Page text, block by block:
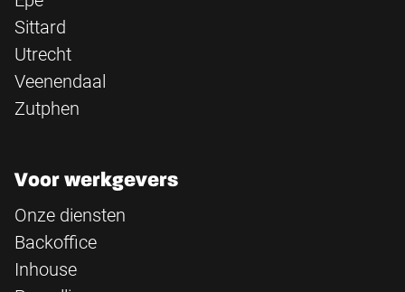
Sittard
Utrecht
Veenendaal
Zutphen
Voor werkgevers
Onze diensten
Backoffice
Inhouse